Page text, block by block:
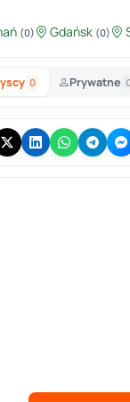
(0) Gdańsk (0)
0 Prywatne